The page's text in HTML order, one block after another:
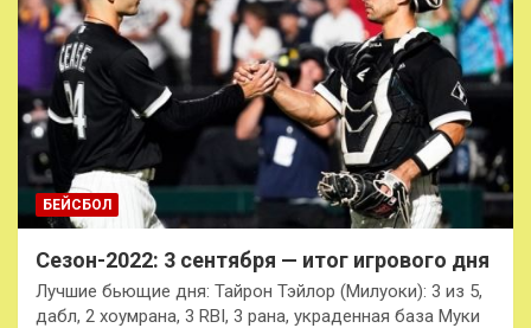
БЕЙСБОЛ
Сезон-2022: 3 сентября — итог игрового дня
Лучшие бьющие дня: Тайрон Тэйлор (Милуоки): 3 из 5,
дабл, 2 хоумрана, 3 RBI, 3 рана, украденная база Муки